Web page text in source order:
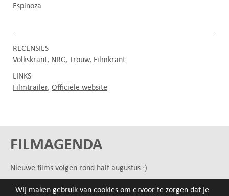
Wij maken gebruik van cookies om ervoor te zorgen dat je
Espinoza
RECENSIES
Volkskrant NRC Trouw Filmkrant
LINKS
Filmtrailer Officiële website
FILMAGENDA
Nieuwe films volgen rond half augustus :)